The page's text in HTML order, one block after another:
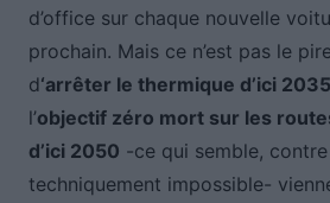
d’office sur chaque nouvelle
prochain. Mais ce n’est pas le
d‘arrêter le thermique d’ici 2035
l’objectif zéro mort sur les
d’ici 2050 -ce qui semble,
techniquement impossible-